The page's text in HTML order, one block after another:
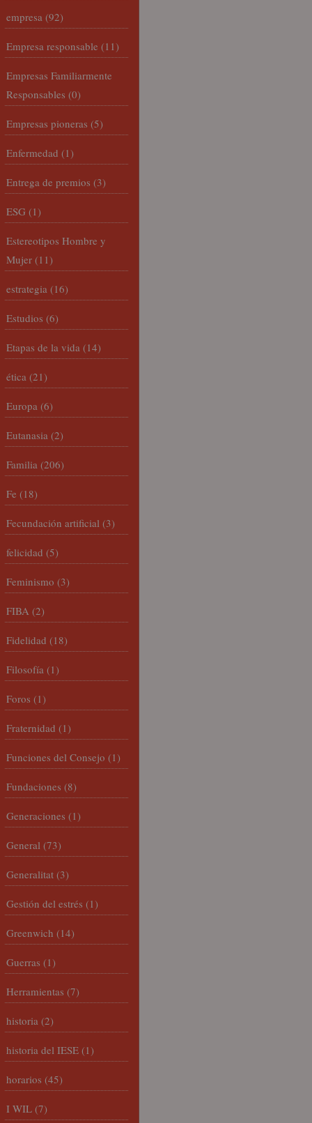
empresa (92)
Empresa responsable (11)
Empresas Familiarmente
Responsables (0)
Empresas pioneras (5)
Enfermedad (1)
Entrega de premios (3)
ESG (1)
Estereotipos Hombre y
Mujer (11)
estrategia (16)
Estudios (6)
Etapas de la vida (14)
ética (21)
Europa (6)
Eutanasia (2)
Familia (206)
Fe (18)
Fecundación artificial (3)
felicidad (5)
Feminismo (3)
FIBA (2)
Fidelidad (18)
Filosofía (1)
Foros (1)
Fraternidad (1)
Funciones del Consejo (1)
Fundaciones (8)
Generaciones (1)
General (73)
Generalitat (3)
Gestión del estrés (1)
Greenwich (14)
Guerras (1)
Herramientas (7)
historia (2)
historia del IESE (1)
horarios (45)
I WIL (7)